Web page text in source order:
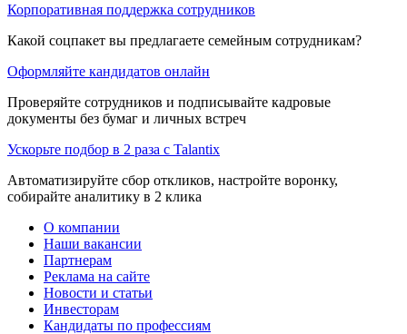
Корпоративная поддержка сотрудников
Какой соцпакет вы предлагаете семейным сотрудникам?
Оформляйте кандидатов онлайн
Проверяйте сотрудников и подписывайте кадровые
документы без бумаг и личных встреч
Ускорьте подбор в 2 раза с Talantix
Автоматизируйте сбор откликов, настройте воронку,
собирайте аналитику в 2 клика
О компании
Наши вакансии
Партнерам
Реклама на сайте
Новости и статьи
Инвесторам
Кандидаты по профессиям